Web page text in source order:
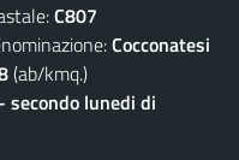
C807
Cocconatesi
(ab/kmq.)
secondo lunedi di